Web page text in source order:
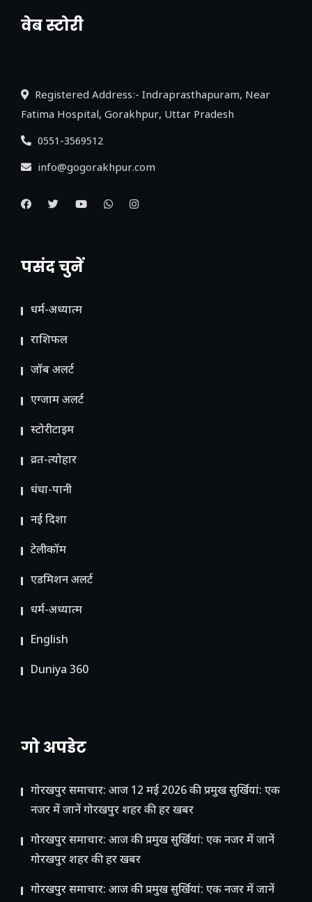
वेब स्टोरी
नया एक्सप्रेसवे: पूर्वांचल का लक, डेवलपमेंट का
Registered Address:- Indraprasthapuram, Near
Fatima Hospital, Gorakhpur, Uttar Pradesh
0551-3569512
info@gogorakhpur.com
पसंद चुनें
धर्म-अध्यात्म
राशिफल
जॉब अलर्ट
एग्जाम अलर्ट
स्टोरीटाइम
व्रत-त्योहार
धंधा-पानी
नई दिशा
टेलीकॉम
ए​डमिशन अलर्ट
धर्म-अध्यात्म
English
Duniya 360
गो अपडेट
गोरखपुर समाचार: आज 12 मई 2026 की प्रमुख सुर्खियां: एक
नजर में जानें गोरखपुर शहर की हर खबर
गोरखपुर समाचार: आज की प्रमुख सुर्खियां: एक नजर में जानें
गोरखपुर शहर की हर खबर
गोरखपुर समाचार: आज की प्रमुख सुर्खियां: एक नजर में जानें